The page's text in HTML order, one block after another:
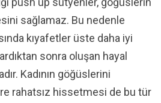
sağlamaz. Bu nedenle
kıyafetler üste daha iyi
sonra oluşan hayal
Kadının göğüslerini
rahatsız hissetmesi de bu tür